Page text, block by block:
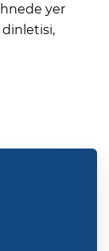
yer
dinletisi,